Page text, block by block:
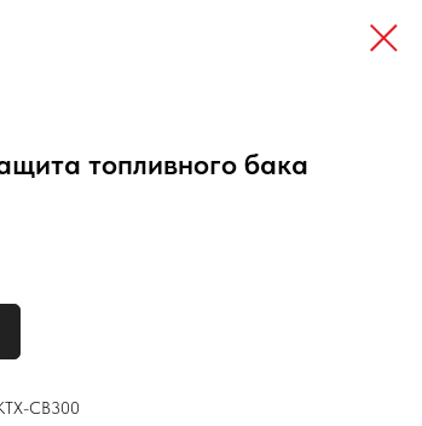
топливного бака
CB300